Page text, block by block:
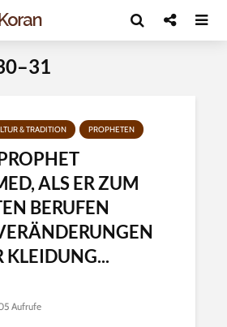
& TRADITION PROPHETEN
ALS ER ZUM
BERUFEN
KLEIDUNG...
Aufrufe